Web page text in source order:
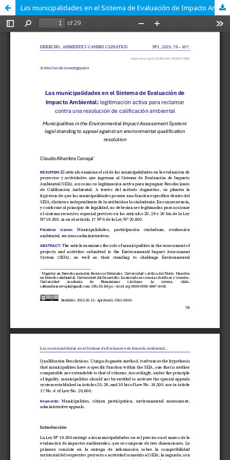
Las municipalidades en el Sistema de Evaluación de Impacto Ambiental